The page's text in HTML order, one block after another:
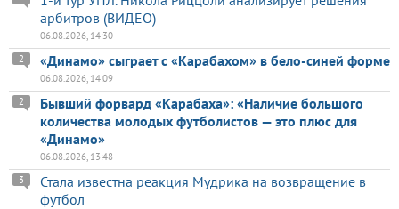
арбитров (ВИДЕО)
06.08.2026, 14:30
«Динамо» сыграет с «Карабахом» в бело-синей форме
2
06.08.2026, 14:09
Бывший форвард «Карабаха»: «Наличие большого
количества молодых футболистов — это плюс для
«Динамо»
2
06.08.2026, 13:48
Стала известна реакция Мудрика на возвращение в
футбол
3